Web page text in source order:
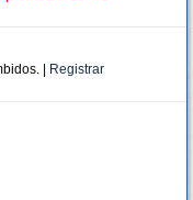
| Registrar